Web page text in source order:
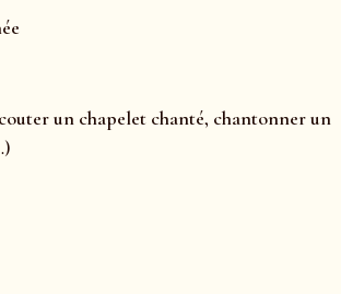
un chapelet chanté, chantonner un